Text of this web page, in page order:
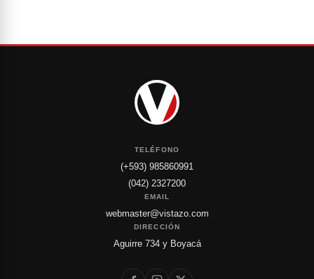
TELÉFONO
(+593) 985860991
(042) 2327200
EMAIL
webmaster@vistazo.com
DIRECCIÓN
Aguirre 734 y Boyacá